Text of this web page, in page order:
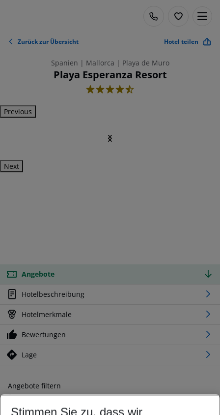
Zurück zur Übersicht Hotel teilen
Spanien | Mallorca | Playa de Muro
Playa Esperanza Resort
4.5
Previous
Next
Angebote
Hotelbeschreibung
Hotelmerkmale
Bewertungen
Lage
Angebote filtern
Ändern Sie Ihre Kriterien nach Ihren Wünschen
Abflughafen wählen
Stimmen Sie zu, dass wir